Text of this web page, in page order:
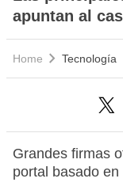
apuntan al
Home Tecnología
Grandes firmas
portal basado